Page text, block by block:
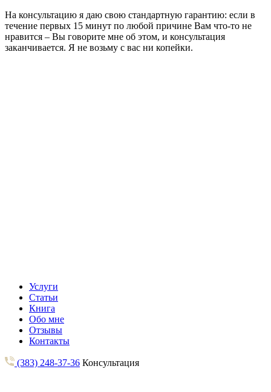
На консультацию я даю свою стандартную гарантию: если в
течение первых 15 минут по любой причине Вам что-то не
нравится – Вы говорите мне об этом, и консультация
заканчивается. Я не возьму с вас ни копейки.
Услуги
Статьи
Книга
Обо мне
Отзывы
Контакты
(383) 248-37-36 Консультация